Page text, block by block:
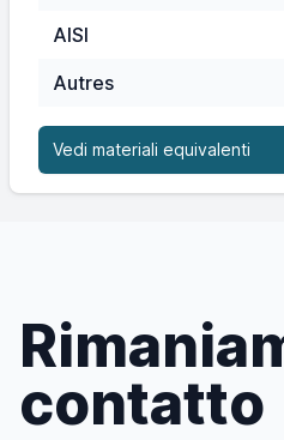
AISI
Autres
Vedi materiali equivalenti
contatto